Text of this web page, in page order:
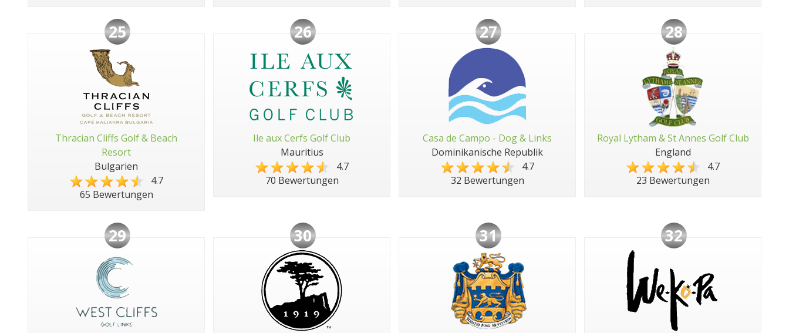
25
Thracian Cliffs Golf & Beach
Resort
Bulgarien
4.7
65 Bewertungen
26
Ile aux Cerfs Golf Club
Mauritius
4.7
70 Bewertungen
27
Casa de Campo - Dog & Links
Dominikanische Republik
4.7
32 Bewertungen
28
Royal Lytham & St Annes Golf Club
England
4.7
23 Bewertungen
29 30 31 32